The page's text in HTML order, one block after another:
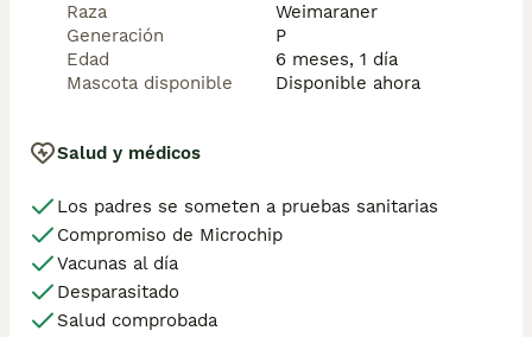
Realizamos envíos a toda España y gestionamos toda
la documentación necesaria para Baleares y Canarias.
Para más información, fotos actualizadas o reservas,
responsables.
Raza
Weimaraner
Generación
P
Edad
6 meses, 1 día
Mascota disponible
Disponible ahora
Salud y médicos
Los padres se someten a pruebas sanitarias
Compromiso de Microchip
Vacunas al día
Desparasitado
Salud comprobada